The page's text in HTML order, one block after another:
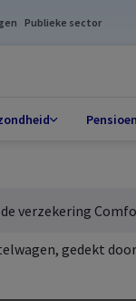
Publieke sector
Pensioen
verzekering